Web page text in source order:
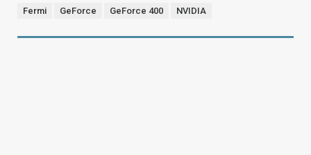
Fermi GeForce GeForce 400 NVIDIA